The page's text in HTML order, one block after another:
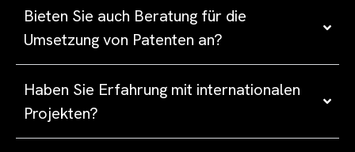
Bieten Sie auch Beratung für die
Umsetzung von Patenten an?
Haben Sie Erfahrung mit internationalen
Projekten?